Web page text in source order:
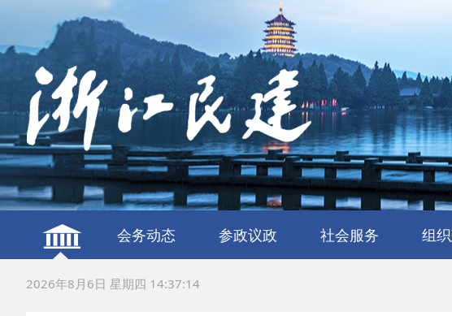
会务动态 参政议政 社会服务 组
2026年8月6日 星期四 14:37:15